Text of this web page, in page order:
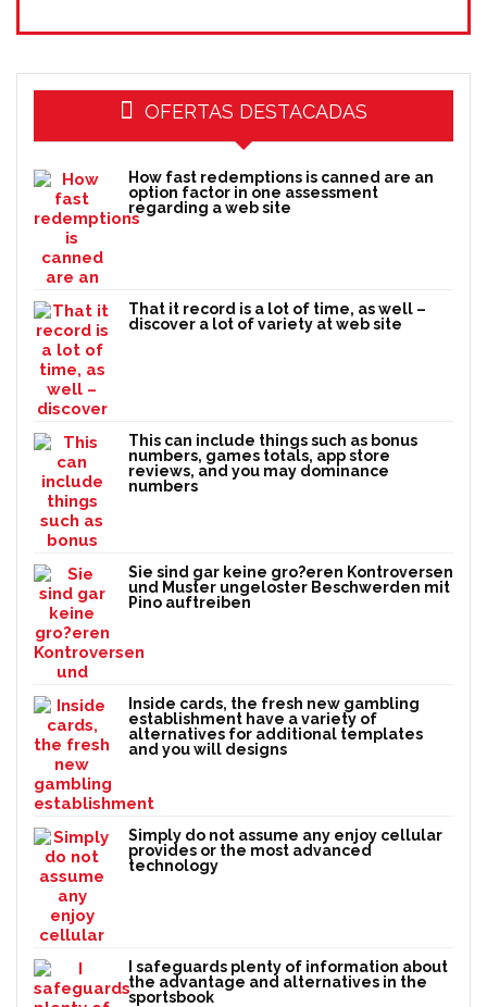
OFERTAS DESTACADAS
How fast redemptions is canned are an
option factor in one assessment
regarding a web site
That it record is a lot of time, as well –
discover a lot of variety at web site
This can include things such as bonus
numbers, games totals, app store
reviews, and you may dominance
numbers
Sie sind gar keine gro?eren Kontroversen
und Muster ungeloster Beschwerden mit
Pino auftreiben
Inside cards, the fresh new gambling
establishment have a variety of
alternatives for additional templates
and you will designs
Simply do not assume any enjoy cellular
provides or the most advanced
technology
I safeguards plenty of information about
the advantage and alternatives in the
sportsbook